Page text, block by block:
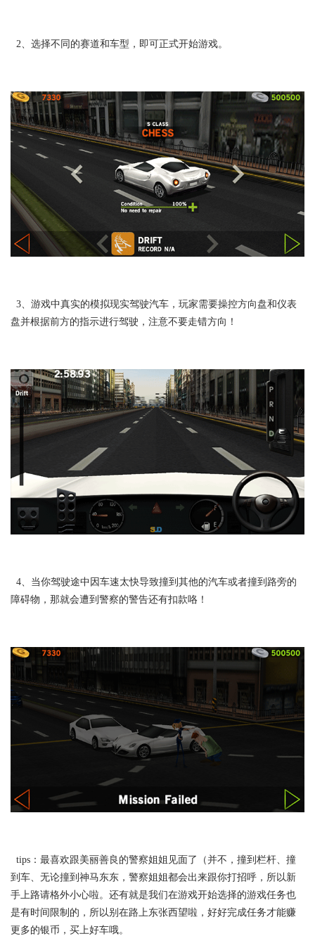
2、选择不同的赛道和车型，即可正式开始游戏。
3、游戏中真实的模拟现实驾驶汽车，玩家需要操控方向盘和仪表
盘并根据前方的指示进行驾驶，注意不要走错方向！
4、当你驾驶途中因车速太快导致撞到其他的汽车或者撞到路旁的
障碍物，那就会遭到警察的警告还有扣款咯！
tips：最喜欢跟美丽善良的警察姐姐见面了（并不，撞到栏杆、撞
到车、无论撞到神马东东，警察姐姐都会出来跟你打招呼，所以新
手上路请格外小心啦。还有就是我们在游戏开始选择的游戏任务也
是有时间限制的，所以别在路上东张西望啦，好好完成任务才能赚
更多的银币，买上好车哦。